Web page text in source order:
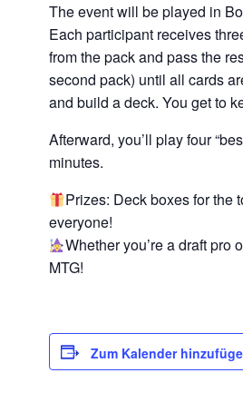
The event will be played in
Each participant receives
from the pack and pass the
second pack) until all cards
and build a deck. You get to
Afterward, you’ll play four
minutes.
Prizes: Deck boxes for the
everyone!
Whether you’re a draft
MTG!
Zum Kalender